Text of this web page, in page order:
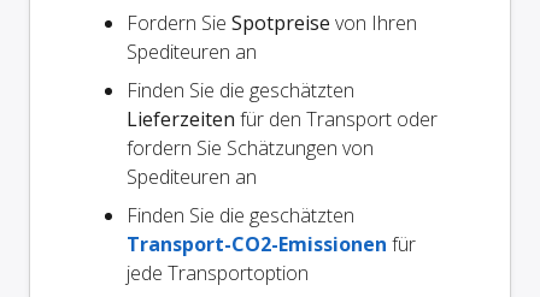
Fordern Sie Spotpreise von Ihren
Spediteuren an
Finden Sie die geschätzten
Lieferzeiten für den Transport oder
fordern Sie Schätzungen von
Spediteuren an
Finden Sie die geschätzten
Transport-CO2-Emissionen für
jede Transportoption